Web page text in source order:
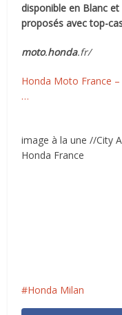
disponible en Blanc
proposés avec top-
moto.honda.fr/
Honda Moto France
…
image à la une //City
Honda France
Honda Milan